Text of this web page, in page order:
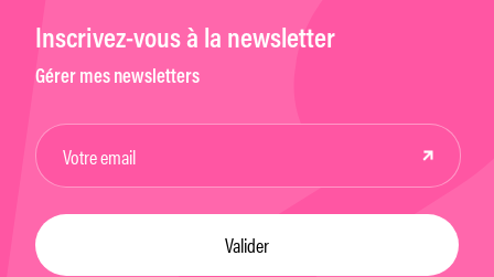
Inscrivez-vous à la newsletter
Gérer mes newsletters